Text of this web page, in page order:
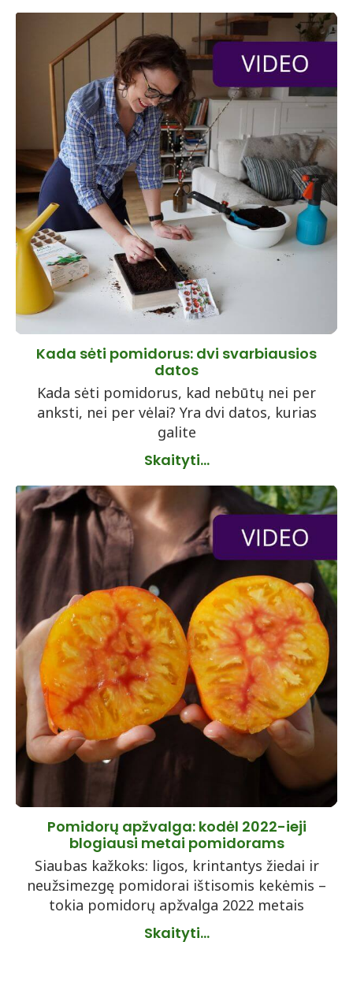
Kada sėti pomidorus: dvi svarbiausios
datos
Kada sėti pomidorus, kad nebūtų nei per
anksti, nei per vėlai? Yra dvi datos, kurias
galite
Skaityti...
Pomidorų apžvalga: kodėl 2022-ieji
blogiausi metai pomidorams
Siaubas kažkoks: ligos, krintantys žiedai ir
neužsimezgę pomidorai ištisomis kekėmis –
tokia pomidorų apžvalga 2022 metais
Skaityti...